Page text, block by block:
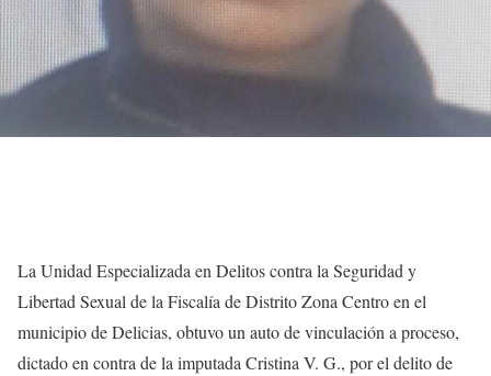
La Unidad Especializada en Delitos contra la Seguridad y
Libertad Sexual de la Fiscalía de Distrito Zona Centro en el
municipio de Delicias, obtuvo un auto de vinculación a proceso,
dictado en contra de la imputada Cristina V. G., por el delito de